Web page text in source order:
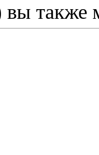
также